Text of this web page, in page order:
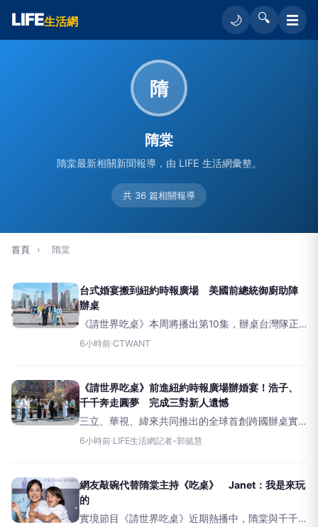
LIFE生活網 🌙 🔍 ☰
隋
隋棠
隋棠最新相關新聞報導，由 LIFE 生活網彙整。
共 36 篇相關報導
首頁 › 隋棠
台式婚宴搬到紐約時報廣場 美國前總統御廚助陣
辦桌
《請世界吃桌》本周將播出第10集，辦桌台灣隊正
式抵達紐約，展開開播以來難度最高的海外辦桌任
樣」，卻被藍正龍虧跑步
6小時前·CTWANT
《請世界吃桌》前進紐約時報廣場辦婚宴！浩子、
千千奔走圓夢 完成三對新人遺憾
三立、華視、緯來共同推出的全球首創跨國辦桌實
境節目《請世界吃桌》，本週將播出第10集，辦桌
連時差都還來不及調整，
6小時前·LIFE生活網記者-郭懿慧
網友敲碗代替隋棠主持《吃桌》 Janet：我是來玩
的
實境節目《請世界吃桌》近期熱播中，隋棠與千千